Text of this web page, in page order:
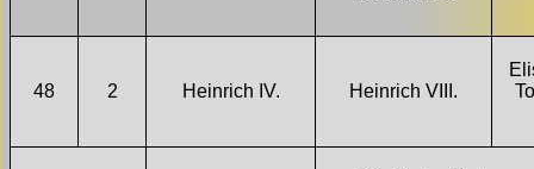
48 2 Heinrich IV. Heinrich VIII.